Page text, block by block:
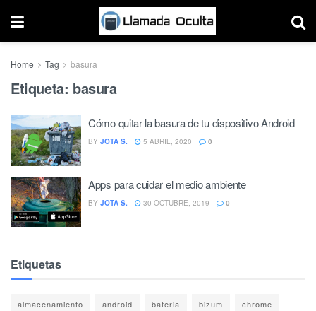
Home Tag basura
Etiqueta: basura
Cómo quitar la basura de tu dispositivo Android
BY JOTA S. 5 ABRIL, 2020 0
Apps para cuidar el medio ambiente
BY JOTA S. 30 OCTUBRE, 2019 0
Etiquetas
almacenamiento android bateria bizum chrome